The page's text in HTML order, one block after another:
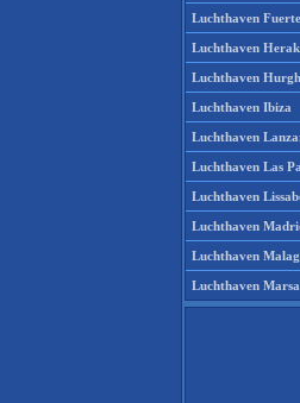
Luchthaven
Luchthaven
Luchthaven
Luchthaven Ibiza
Luchthaven
Luchthaven Las
Luchthaven
Luchthaven
Luchthaven
Luchthaven